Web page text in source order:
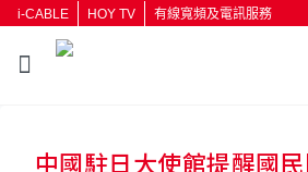
i-CABLE HOY TV 有線寬頻及電訊服務
中國駐日大使館提醒國